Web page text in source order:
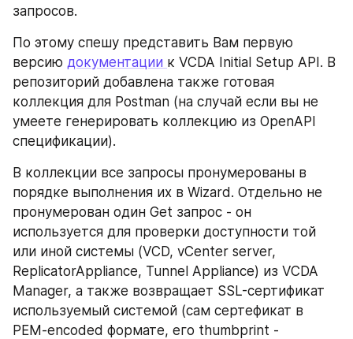
запросов.
По этому спешу представить Вам первую
версию документации к VCDA Initial Setup API. В
репозиторий добавлена также готовая
коллекция для Postman (на случай если вы не
умеете генерировать коллекцию из OpenAPI
спецификации).
В коллекции все запросы пронумерованы в
порядке выполнения их в Wizard. Отдельно не
пронумерован один Get запрос - он
используется для проверки доступности той
или иной системы (VCD, vCenter server,
ReplicatorAppliance, Tunnel Appliance) из VCDA
Manager, а также возвращает SSL-сертификат
используемый системой (сам сертефикат в
PEM-encoded формате, его thumbprint -